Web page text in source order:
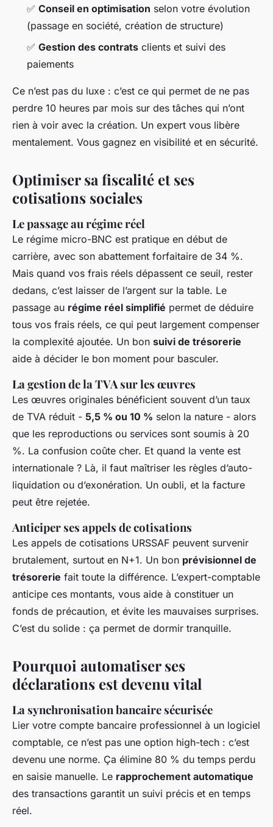
✅ Conseil en optimisation selon votre évolution
(passage en société, création de structure)
✅ Gestion des contrats clients et suivi des
paiements
Ce n’est pas du luxe : c’est ce qui permet de ne pas
perdre 10 heures par mois sur des tâches qui n’ont
rien à voir avec la création. Un expert vous libère
mentalement. Vous gagnez en visibilité et en sécurité.
Optimiser sa fiscalité et ses
cotisations sociales
Le passage au régime réel
Le régime micro-BNC est pratique en début de
carrière, avec son abattement forfaitaire de 34 %.
Mais quand vos frais réels dépassent ce seuil, rester
dedans, c’est laisser de l’argent sur la table. Le
passage au régime réel simplifié permet de déduire
tous vos frais réels, ce qui peut largement compenser
la complexité ajoutée. Un bon suivi de trésorerie
aide à décider le bon moment pour basculer.
La gestion de la TVA sur les œuvres
Les œuvres originales bénéficient souvent d’un taux
de TVA réduit - 5,5 % ou 10 % selon la nature - alors
que les reproductions ou services sont soumis à 20
%. La confusion coûte cher. Et quand la vente est
internationale ? Là, il faut maîtriser les règles d’auto-
liquidation ou d’exonération. Un oubli, et la facture
peut être rejetée.
Anticiper ses appels de cotisations
Les appels de cotisations URSSAF peuvent survenir
brutalement, surtout en N+1. Un bon prévisionnel de
trésorerie fait toute la différence. L’expert-comptable
anticipe ces montants, vous aide à constituer un
fonds de précaution, et évite les mauvaises surprises.
C’est du solide : ça permet de dormir tranquille.
Pourquoi automatiser ses
déclarations est devenu vital
La synchronisation bancaire sécurisée
Lier votre compte bancaire professionnel à un logiciel
comptable, ce n’est pas une option high-tech : c’est
devenu une norme. Ça élimine 80 % du temps perdu
en saisie manuelle. Le rapprochement automatique
des transactions garantit un suivi précis et en temps
réel.